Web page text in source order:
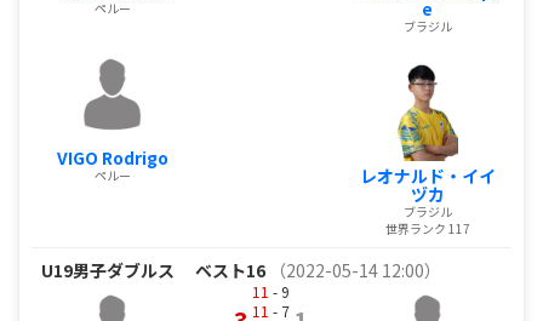
ペルー
VIGO Rodrigo
ペルー
e
ブラジル
レオナルド・イイ
ヅカ
ブラジル
世界ランク 117
U19男子ダブルス ベスト16 （2022-05-14 12:00）
11 - 9
11 - 7